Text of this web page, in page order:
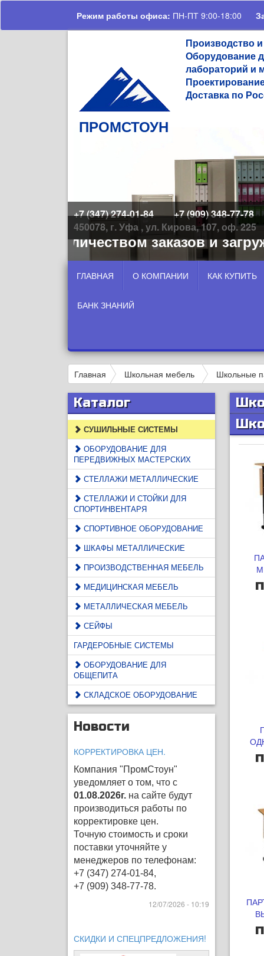
Режим работы офиса: ПН-ПТ 9:00-18:00
ПРОМСТОУН
Производство
Оборудование
лабораторий и
Доставка по
+7 (347) 274-01-84
+7 (909) 348-77-78
450078, г. Уфа , ул. Кирова, 107, оф. 225
количеством заказов и
ГЛАВНАЯ О КОМПАНИИ КАК КУПИТЬ
БАНК ЗНАНИЙ
Главная Школьная мебель Школьные
Каталог
СУШИЛЬНЫЕ СИСТЕМЫ
ОБОРУДОВАНИЕ ДЛЯ
ПЕРЕДВИЖНЫХ МАСТЕРСКИХ
СТЕЛЛАЖИ МЕТАЛЛИЧЕСКИЕ
СТЕЛЛАЖИ И СТОЙКИ ДЛЯ
СПОРТИНВЕНТАРЯ
СПОРТИВНОЕ ОБОРУДОВАНИЕ
ШКАФЫ МЕТАЛЛИЧЕСКИЕ
ПРОИЗВОДСТВЕННАЯ МЕБЕЛЬ
МЕДИЦИНСКАЯ МЕБЕЛЬ
МЕТАЛЛИЧЕСКАЯ МЕБЕЛЬ
СЕЙФЫ
ГАРДЕРОБНЫЕ СИСТЕМЫ
ОБОРУДОВАНИЕ ДЛЯ
ОБЩЕПИТА
СКЛАДСКОЕ ОБОРУДОВАНИЕ
Новости
КОРРЕКТИРОВКА ЦЕН.
Компания "ПромСтоун"
уведомляет о том, что с
01.08.2026г. на сайте будут
производиться работы по
корректировке цен.
Точную стоимость и сроки
поставки уточняйте у
менеджеров по телефонам:
+7 (347) 274-01-84,
+7 (909) 348-77-78.
12/07/2026 - 10:19
СКИДКИ И СПЕЦПРЕДЛОЖЕНИЯ!